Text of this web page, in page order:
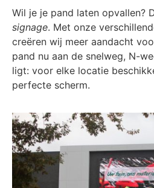
Wil je je pand laten opvallen?
signage. Met onze
creëren wij meer aandacht
pand nu aan de snelweg, N-
ligt: voor elke locatie
perfecte scherm.